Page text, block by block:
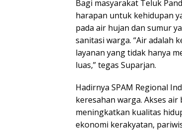
Bagi masyarakat Teluk
harapan untuk kehidupan
pada air hujan dan sumur
sanitasi warga. “Air adalah
layanan yang tidak hanya
luas,” tegas Suparjan.
Hadirnya SPAM Regional
keresahan warga. Akses
meningkatkan kualitas
ekonomi kerakyatan,